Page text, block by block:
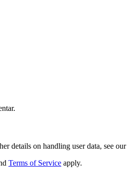
details on handling user data, see our
Terms of Service apply.